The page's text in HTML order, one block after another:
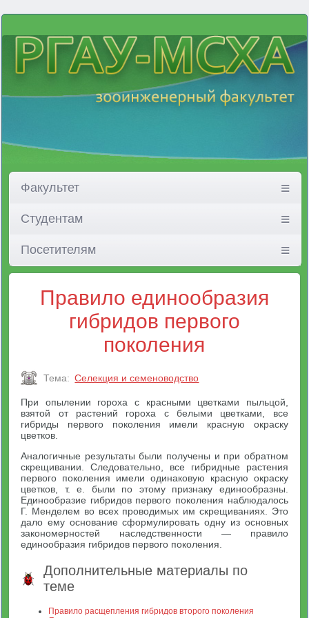
Факультет
Студентам
Посетителям
Правило единообразия
гибридов первого
поколения
Тема: Селекция и семеноводство
При опылении гороха с красными цветками пыльцой,
взятой от растений гороха с белыми цветками, все
гибриды первого поколения имели красную окраску
цветков.
Аналогичные результаты были получены и при обратном
скрещивании. Следовательно, все гибридные растения
первого поколения имели одинаковую красную окраску
цветков, т. е. были по этому признаку единообразны.
Единообразие гибридов первого поколения наблюдалось
Г. Менделем во всех проводимых им скрещиваниях. Это
дало ему основание сформулировать одну из основных
закономерностей наследственности — правило
единообразия гибридов первого поколения.
Дополнительные материалы по
теме
Правило расщепления гибридов второго поколения